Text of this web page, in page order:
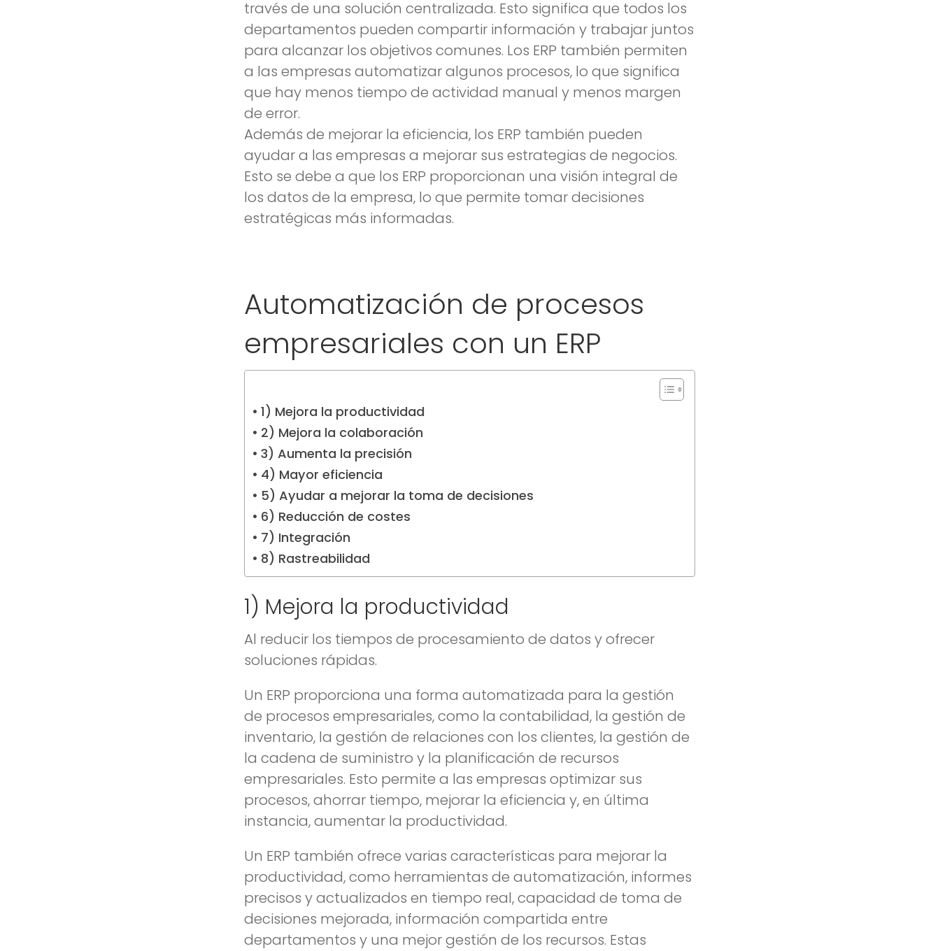
través de una solución centralizada. Esto significa que todos los
departamentos pueden compartir información y trabajar juntos
para alcanzar los objetivos comunes. Los ERP también permiten
a las empresas automatizar algunos procesos, lo que significa
que hay menos tiempo de actividad manual y menos margen
de error.
Además de mejorar la eficiencia, los ERP también pueden
ayudar a las empresas a mejorar sus estrategias de negocios.
Esto se debe a que los ERP proporcionan una visión integral de
los datos de la empresa, lo que permite tomar decisiones
estratégicas más informadas.
Automatización de procesos
empresariales con un ERP
1) Mejora la productividad
2) Mejora la colaboración
3) Aumenta la precisión
4) Mayor eficiencia
5) Ayudar a mejorar la toma de decisiones
6) Reducción de costes
7) Integración
8) Rastreabilidad
1) Mejora la productividad
Al reducir los tiempos de procesamiento de datos y ofrecer
soluciones rápidas.
Un ERP proporciona una forma automatizada para la gestión
de procesos empresariales, como la contabilidad, la gestión de
inventario, la gestión de relaciones con los clientes, la gestión de
la cadena de suministro y la planificación de recursos
empresariales. Esto permite a las empresas optimizar sus
procesos, ahorrar tiempo, mejorar la eficiencia y, en última
instancia, aumentar la productividad.
Un ERP también ofrece varias características para mejorar la
productividad, como herramientas de automatización, informes
precisos y actualizados en tiempo real, capacidad de toma de
decisiones mejorada, información compartida entre
departamentos y una mejor gestión de los recursos. Estas